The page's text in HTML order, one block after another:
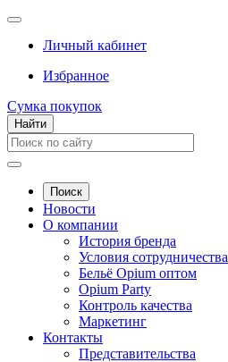
Личный кабинет
Избранное
Сумка покупок
Найти
Поиск
Новости
О компании
История бренда
Условия сотрудничества
Бельё Opium оптом
Opium Party
Контроль качества
Маркетинг
Контакты
Представительства